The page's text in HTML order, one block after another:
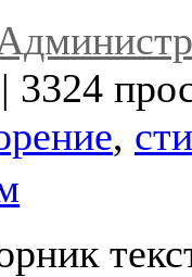
| 3324
,